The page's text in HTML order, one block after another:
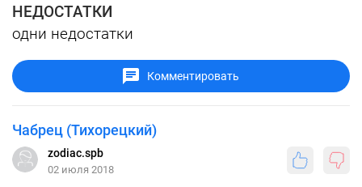
НЕДОСТАТКИ
одни недостатки
Комментировать
Чабрец (Тихорецкий)
zodiac.spb
02 июля 2018